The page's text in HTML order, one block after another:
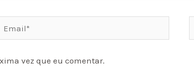
vez que eu comentar.